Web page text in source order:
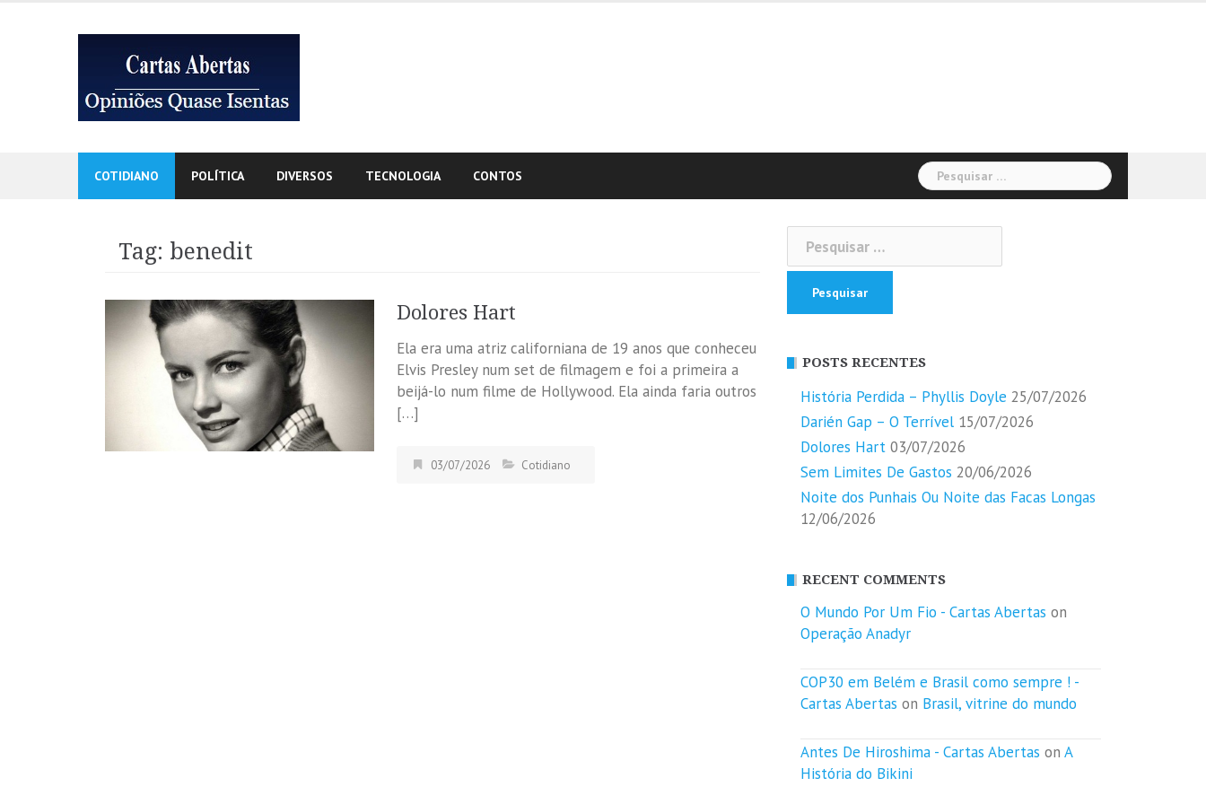
COTIDIANO POLÍTICA DIVERSOS TECNOLOGIA CONTOS
Pesquisar
por:
Tag: benedit
Dolores Hart
Ela era uma atriz californiana de 19 anos que conheceu
Elvis Presley num set de filmagem e foi a primeira a
beijá-lo num filme de Hollywood. Ela ainda faria outros
[…]
03/07/2026 Cotidiano
por:
POSTS RECENTES
História Perdida – Phyllis Doyle 25/07/2026
Darién Gap – O Terrível 15/07/2026
Dolores Hart 03/07/2026
Sem Limites De Gastos 20/06/2026
Noite dos Punhais Ou Noite das Facas Longas
12/06/2026
RECENT COMMENTS
O Mundo Por Um Fio - Cartas Abertas on
Operação Anadyr
COP30 em Belém e Brasil como sempre ! -
Cartas Abertas on Brasil, vitrine do mundo
Antes De Hiroshima - Cartas Abertas on A
História do Bikini